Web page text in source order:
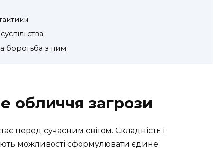
боротьба з ним
обличчя загрози
перед сучасним світом. Складність і
можливості сформулювати єдине